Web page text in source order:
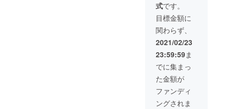
式です。
目標金額に
関わらず、
2021/02/23
23:59:59ま
でに集まっ
た金額が
ファンディ
ングされま